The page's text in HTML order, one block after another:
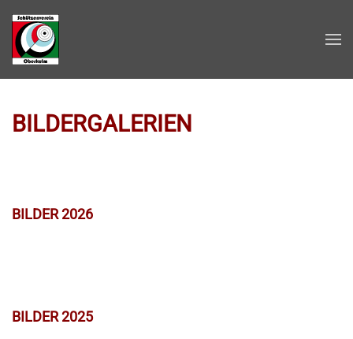
Zum Hauptinhalt springen
BILDERGALERIEN
BILDER 2026
BILDER 2025